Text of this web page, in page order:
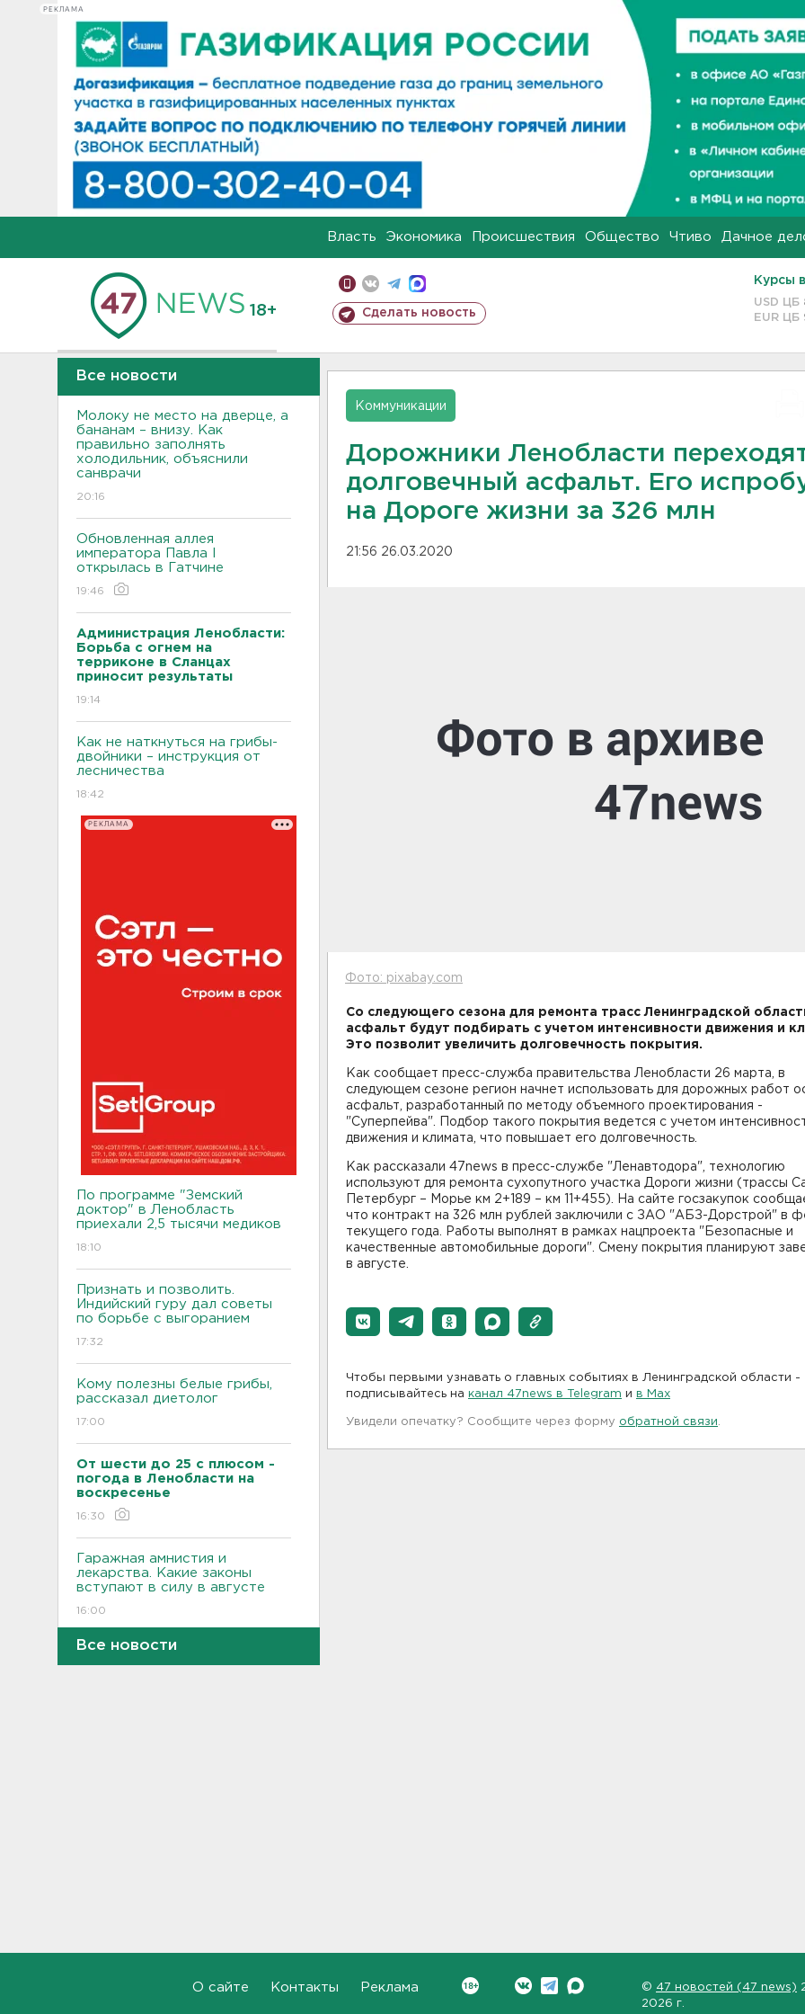
РЕКЛАМА
Власть Экономика Происшествия Общество Чтиво Дачное
18+ Сделать новость
Курсы
USD ЦБ
EUR ЦБ
Все новости
Молоку не место на дверце, а
бананам – внизу. Как
правильно заполнять
холодильник, объяснили
санврачи
20:16
Обновленная аллея
императора Павла I
открылась в Гатчине
19:46
Администрация Ленобласти:
Борьба с огнем на
терриконе в Сланцах
приносит результаты
19:14
Как не наткнуться на грибы-
двойники – инструкция от
лесничества
18:42
РЕКЛАМА
По программе "Земский
доктор" в Ленобласть
приехали 2,5 тысячи медиков
18:10
Признать и позволить.
Индийский гуру дал советы
по борьбе с выгоранием
17:32
Кому полезны белые грибы,
рассказал диетолог
17:00
От шести до 25 с плюсом -
погода в Ленобласти на
воскресенье
16:30
Гаражная амнистия и
лекарства. Какие законы
вступают в силу в августе
16:00
В Белгородской области при
атаке БПЛА ранены трое, на
Все новости
Коммуникации
Дорожники Ленобласти
долговечный асфальт. Его
на Дороге жизни за 326 млн
21:56 26.03.2020
Фото: pixabay.com
Со следующего сезона для ремонта трасс Ленинградской
асфальт будут подбирать с учетом интенсивности движения и
Это позволит увеличить долговечность покрытия.
Как сообщает пресс-служба правительства Ленобласти 26 марта, в
следующем сезоне регион начнет использовать для дорожных работ
асфальт, разработанный по методу объемного проектирования -
"Суперпейва". Подбор такого покрытия ведется с учетом
движения и климата, что повышает его долговечность.
Как рассказали 47news в пресс-службе "Ленавтодора", технологию
используют для ремонта сухопутного участка Дороги жизни (трассы
Петербург – Морье км 2+189 – км 11+455). На сайте госзакупок
что контракт на 326 млн рублей заключили с ЗАО "АБЗ-Дорстрой" в
текущего года. Работы выполнят в рамках нацпроекта "Безопасные и
качественные автомобильные дороги". Смену покрытия планируют
в августе.
Чтобы первыми узнавать о главных событиях в Ленинградской области -
подписывайтесь на канал 47news в Telegram и в Maх
Увидели опечатку? Сообщите через форму обратной связи
О сайте Контакты Реклама © 47 новостей (47 news)
2026 г.